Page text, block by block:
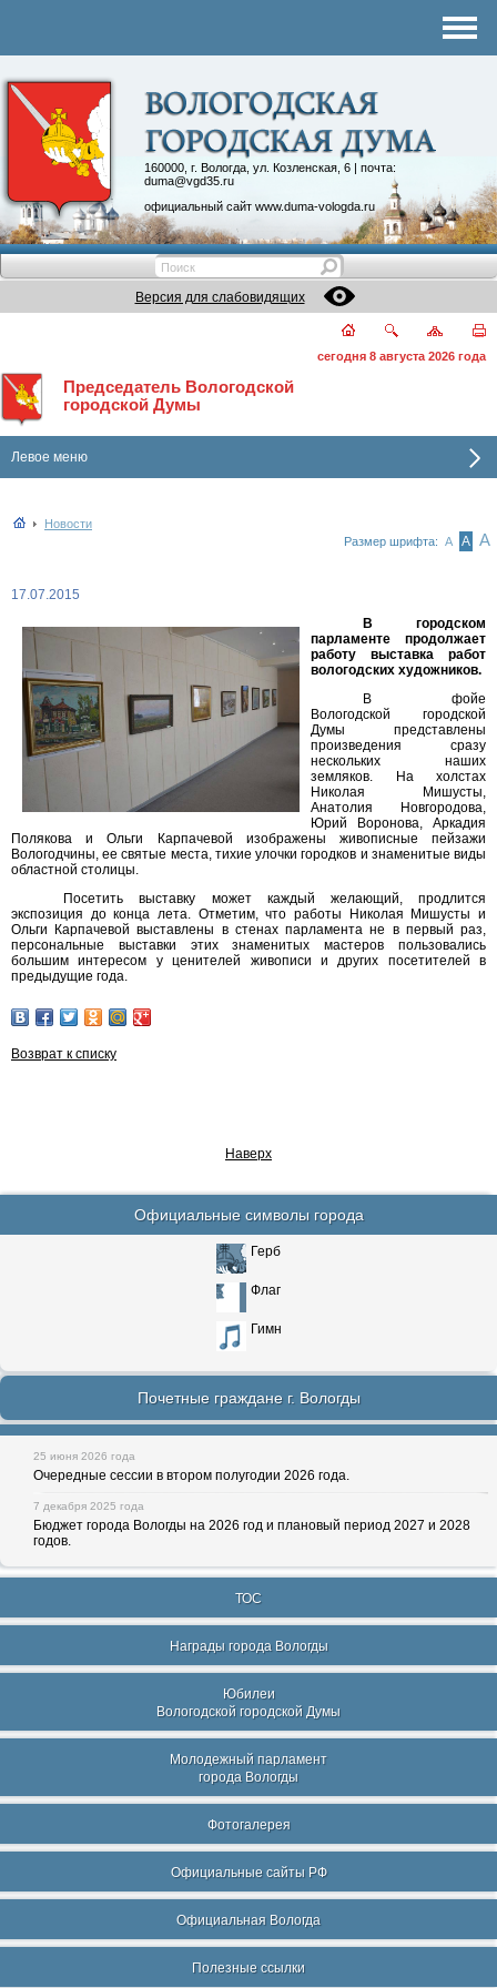
160000, г. Вологда, ул. Козленская, 6 | почта:
duma@vgd35.ru
официальный сайт www.duma-vologda.ru
Контакты
Депутатские объединения
Версия для слабовидящих
сегодня 8 августа 2026 года
Председатель Вологодской
городской Думы
Левое меню
Новости
Размер шрифта: А А А
17.07.2015
В городском
парламенте продолжает
работу выставка работ
вологодских художников.
В фойе
Вологодской городской
Думы представлены
произведения сразу
нескольких наших
земляков. На холстах
Николая Мишусты,
Анатолия Новгородова,
Юрий Воронова, Аркадия
Полякова и Ольги Карпачевой изображены живописные пейзажи
Вологодчины, ее святые места, тихие улочки городков и знаменитые виды
областной столицы.
Посетить выставку может каждый желающий, продлится
экспозиция до конца лета. Отметим, что работы Николая Мишусты и
Ольги Карпачевой выставлены в стенах парламента не в первый раз,
персональные выставки этих знаменитых мастеров пользовались
большим интересом у ценителей живописи и других посетителей в
предыдущие года.
Возврат к списку
Наверх
Официальные символы города
Герб
Флаг
Гимн
Почетные граждане г. Вологды
25 июня 2026 года
Очередные сессии в втором полугодии 2026 года.
7 декабря 2025 года
Бюджет города Вологды на 2026 год и плановый период 2027 и 2028
годов.
ТОС
Награды города Вологды
Юбилеи
Вологодской городской Думы
Молодежный парламент
города Вологды
Фотогалерея
Официальные сайты РФ
Официальная Вологда
Полезные ссылки